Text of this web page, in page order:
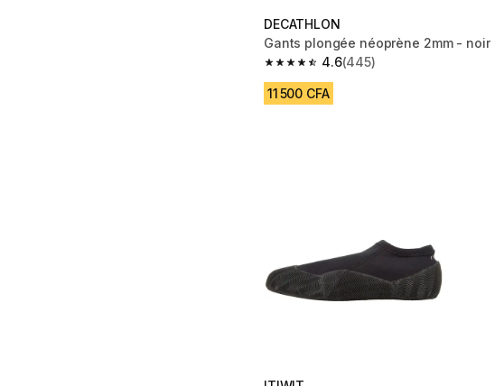
DECATHLON
Gants plongée néoprène 2mm - noir
4.6
4.6 out of 5 stars from 445 reviews
(445)
11 500 CFA